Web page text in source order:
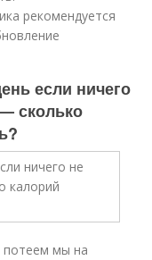
рекомендуется
если ничего
сколько
потеем мы на